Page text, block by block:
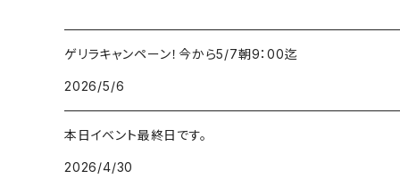
ゲリラキャンペーン！今から5/7朝9：00迄
2026/5/6
本日イベント最終日です。
2026/4/30